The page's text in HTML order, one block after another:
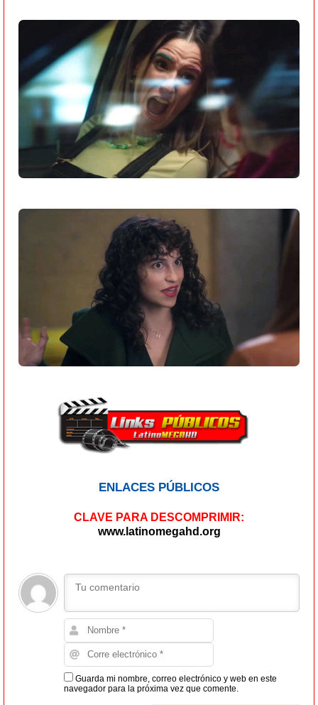
ENLACES PÚBLICOS
CLAVE PARA DESCOMPRIMIR:
www.latinomegahd.org
Guarda mi nombre, correo electrónico y web en este
navegador para la próxima vez que comente.